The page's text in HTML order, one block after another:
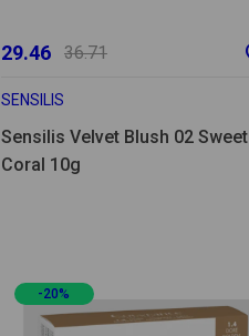
29.46 36.71
SENSILIS
Sensilis Velvet Blush 02 Sweet
Coral 10g
-20%